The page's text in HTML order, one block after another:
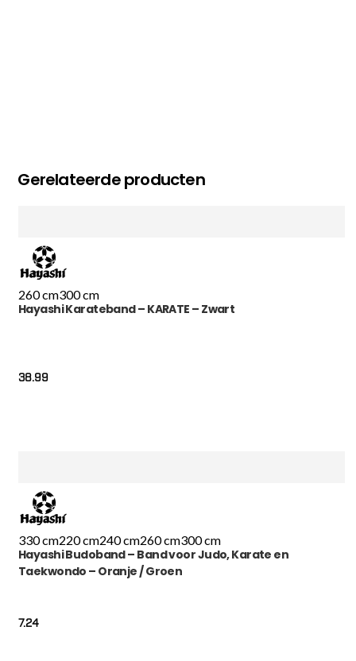
Gerelateerde producten
260 cm300 cm
Hayashi Karateband – KARATE – Zwart
38.99
330 cm220 cm240 cm260 cm300 cm
Hayashi Budoband – Band voor Judo, Karate en
Taekwondo – Oranje / Groen
7.24